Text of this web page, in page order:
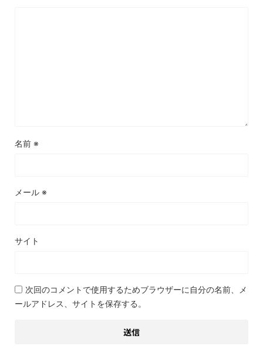
名前 ※
メール ※
サイト
次回のコメントで使用するためブラウザーに自分の名前、メ
ールアドレス、サイトを保存する。